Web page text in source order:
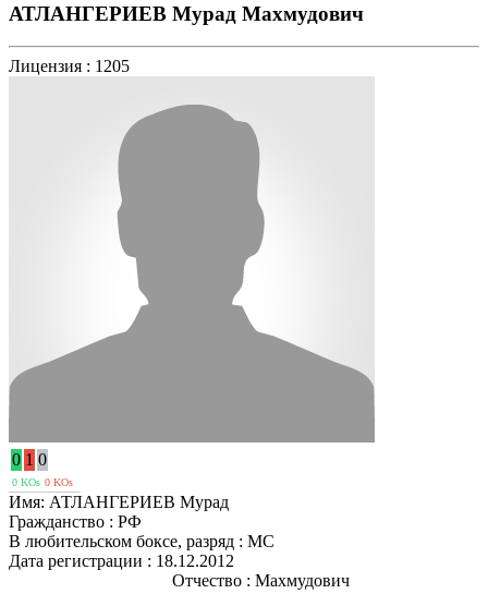
АТЛАНГЕРИЕВ Мурад Махмудович
Лицензия : 1205
0 1 0
0 KOs 0 KOs
Имя: АТЛАНГЕРИЕВ Мурад
Гражданство : РФ
В любительском боксе, разряд : МС
Дата регистрации : 18.12.2012
Отчество : Махмудович